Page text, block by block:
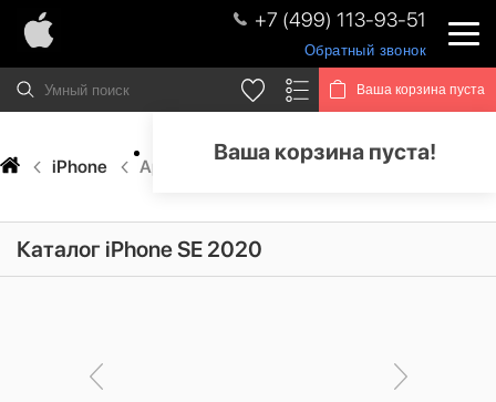
+7 (499) 113-93-51
Обратный звонок
Ваша корзина пуста
Ваша корзина пуста!
iPhone Apple iPhone SE 2020
Каталог iPhone SE 2020